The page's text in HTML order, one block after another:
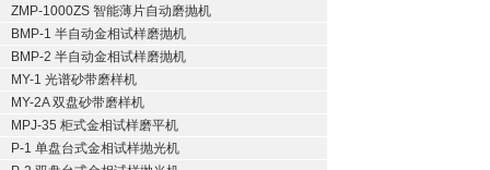
ZMP-1000ZS 智能薄片自动磨抛机
BMP-1 半自动金相试样磨抛机
BMP-2 半自动金相试样磨抛机
MY-1 光谱砂带磨样机
MY-2A 双盘砂带磨样机
MPJ-35 柜式金相试样磨平机
P-1 单盘台式金相试样抛光机